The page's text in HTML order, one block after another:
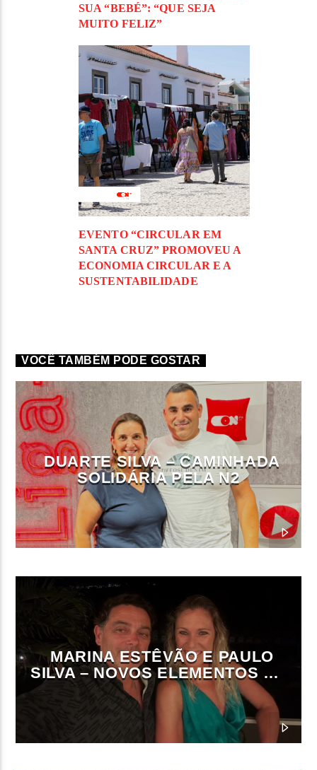
SUA “BEBÉ”: “QUE SEJA
MUITO FELIZ”
EVENTO “CIRCULAR EM
SANTA CRUZ” PROMOVEU A
ECONOMIA CIRCULAR E A
SUSTENTABILIDADE
VOCÊ TAMBÉM PODE GOSTAR
DUARTE SILVA – CAMINHADA
SOLIDÁRIA PELA N2
MARINA ESTÊVÃO E PAULO
SILVA – NOVOS ELEMENTOS DA
DIREÇÃO DA ON FM